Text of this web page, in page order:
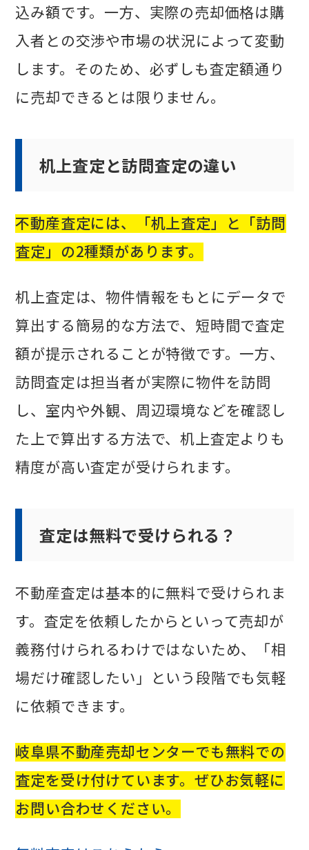
込み額です。一方、実際の売却価格は購
入者との交渉や市場の状況によって変動
します。そのため、必ずしも査定額通り
に売却できるとは限りません。
机上査定と訪問査定の違い
不動産査定には、「机上査定」と「訪問
査定」の2種類があります。
机上査定は、物件情報をもとにデータで
算出する簡易的な方法で、短時間で査定
額が提示されることが特徴です。一方、
訪問査定は担当者が実際に物件を訪問
し、室内や外観、周辺環境などを確認し
た上で算出する方法で、机上査定よりも
精度が高い査定が受けられます。
査定は無料で受けられる？
不動産査定は基本的に無料で受けられま
す。査定を依頼したからといって売却が
義務付けられるわけではないため、「相
場だけ確認したい」という段階でも気軽
に依頼できます。
岐阜県不動産売却センターでも無料での
査定を受け付けています。ぜひお気軽に
お問い合わせください。